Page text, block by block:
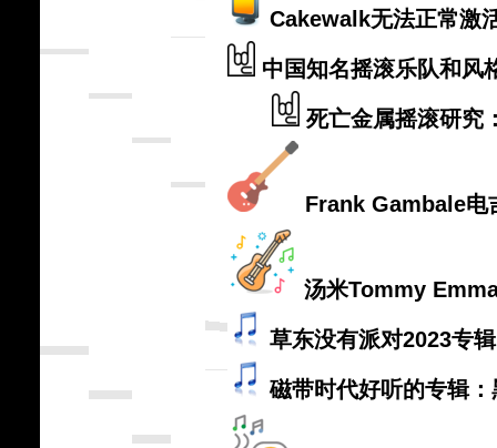
Cakewalk无法正常激
中国知名摇滚乐队和风
死亡金属摇滚研究
Frank Gambale电
汤米Tommy
草东没有派对2023专
磁带时代好听的专辑